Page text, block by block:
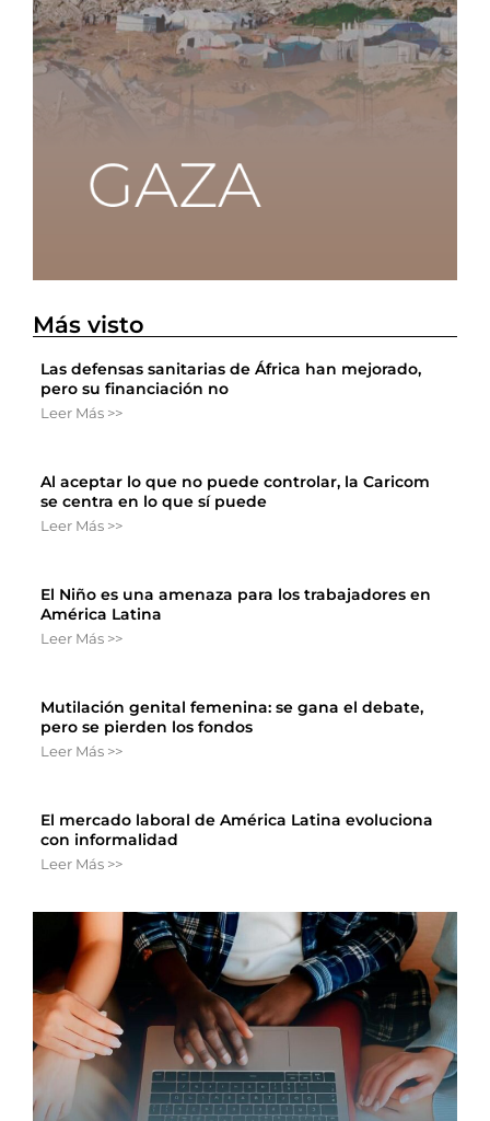
Más visto
Las defensas sanitarias de África han mejorado,
pero su financiación no
Leer Más >>
Al aceptar lo que no puede controlar, la Caricom
se centra en lo que sí puede
Leer Más >>
El Niño es una amenaza para los trabajadores en
América Latina
Leer Más >>
Mutilación genital femenina: se gana el debate,
pero se pierden los fondos
Leer Más >>
El mercado laboral de América Latina evoluciona
con informalidad
Leer Más >>